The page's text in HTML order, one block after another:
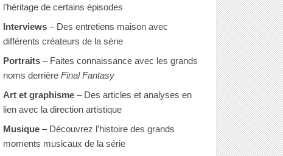
l’héritage de certains épisodes
Interviews– Des entretiens maison avec
différents créateurs de la série
Portraits– Faites connaissance avec les grands
noms derrière Final Fantasy
Art et graphisme– Des articles et analyses en
lien avec la direction artistique
Musique– Découvrez l’histoire des grands
moments musicaux de la série